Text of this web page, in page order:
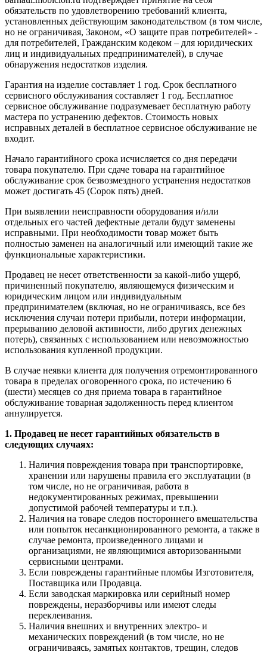
обязательств по удовлетворению требований клиента,
установленных действующим законодательством (в том числе,
но не ограничивая, Законом, «О защите прав потребителей» -
для потребителей, Гражданским кодеком – для юридических
лиц и индивидуальных предпринимателей), в случае
обнаружения недостатков изделия.
Гарантия на изделие составляет 1 год. Срок бесплатного
сервисного обслуживания составляет 1 год. Бесплатное
сервисное обслуживание подразумевает бесплатную работу
мастера по устранению дефектов. Стоимость новых
исправных деталей в бесплатное сервисное обслуживание не
входит.
Начало гарантийного срока исчисляется со дня передачи
товара покупателю. При сдаче товара на гарантийное
обслуживание срок безвозмездного устранения недостатков
может достигать 45 (Сорок пять) дней.
При выявлении неисправности оборудования и/или
отдельных его частей дефектные детали будут заменены
исправными. При необходимости товар может быть
полностью заменен на аналогичный или имеющий такие же
функциональные характеристики.
Продавец не несет ответственности за какой-либо ущерб,
причиненный покупателю, являющемуся физическим и
юридическим лицом или индивидуальным
предпринимателем (включая, но не ограничиваясь, все без
исключения случаи потери прибыли, потери информации,
прерыванию деловой активности, либо других денежных
потерь), связанных с использованием или невозможностью
использования купленной продукции.
В случае неявки клиента для получения отремонтированного
товара в пределах оговоренного срока, по истечению 6
(шести) месяцев со дня приема товара в гарантийное
обслуживание товарная задолженность перед клиентом
аннулируется.
1. Продавец не несет гарантийных обязательств в
следующих случаях:
Наличия повреждения товара при транспортировке,
хранении или нарушены правила его эксплуатации (в
том числе, но не ограничивая, работа в
недокументированных режимах, превышении
допустимой рабочей температуры и т.п.).
Наличия на товаре следов постороннего вмешательства
или попыток несанкционированного ремонта, а также в
случае ремонта, произведенного лицами и
организациями, не являющимися авторизованными
сервисными центрами.
Если повреждены гарантийные пломбы Изготовителя,
Поставщика или Продавца.
Если заводская маркировка или серийный номер
повреждены, неразборчивы или имеют следы
переклеивания.
Наличия внешних и внутренних электро- и
механических повреждений (в том числе, но не
ограничиваясь, замятых контактов, трещин, следов